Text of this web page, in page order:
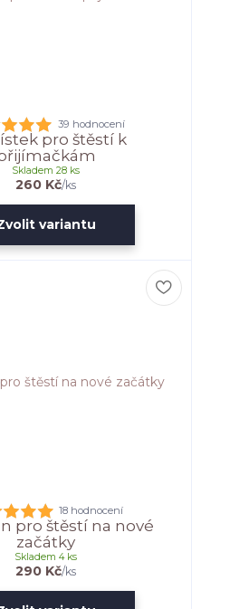
39 hodnocení
pro štěstí k
260 Kč/ks
Skladem 28 ks
variantu
18 hodnocení
pro štěstí na nové
začátky
290 Kč/ks
Skladem 4 ks